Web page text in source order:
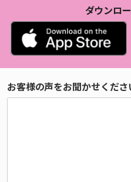
ダウンロ
お客様の声をお聞かせくださ